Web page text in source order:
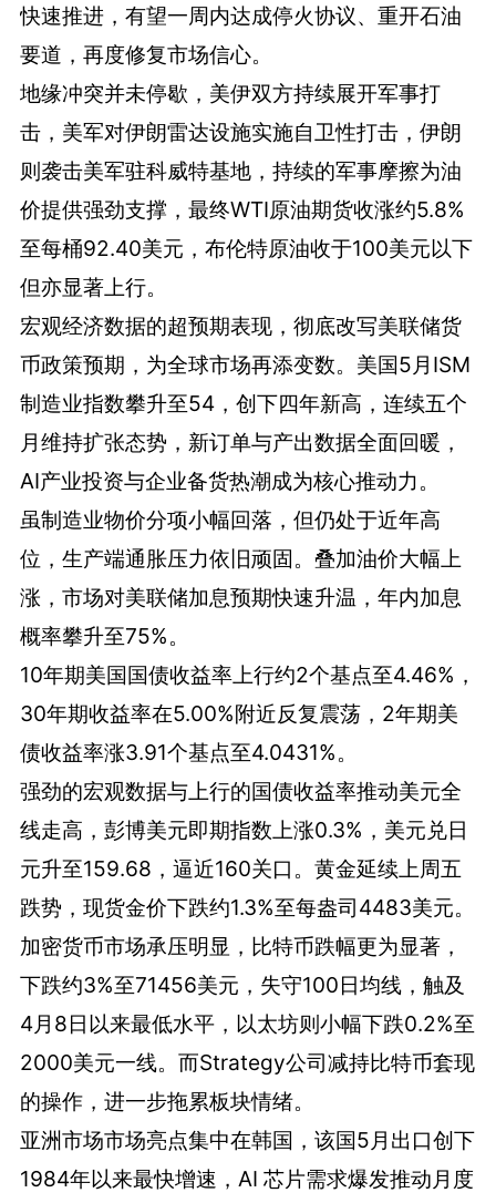
快速推进，有望一周内达成停火协议、重开石油
要道，再度修复市场信心。
地缘冲突并未停歇，美伊双方持续展开军事打
击，美军对伊朗雷达设施实施自卫性打击，伊朗
则袭击美军驻科威特基地，持续的军事摩擦为油
价提供强劲支撑，最终WTI原油期货收涨约5.8%
至每桶92.40美元，布伦特原油收于100美元以下
但亦显著上行。
宏观经济数据的超预期表现，彻底改写美联储货
币政策预期，为全球市场再添变数。美国5月ISM
制造业指数攀升至54，创下四年新高，连续五个
月维持扩张态势，新订单与产出数据全面回暖，
AI产业投资与企业备货热潮成为核心推动力。
虽制造业物价分项小幅回落，但仍处于近年高
位，生产端通胀压力依旧顽固。叠加油价大幅上
涨，市场对美联储加息预期快速升温，年内加息
概率攀升至75%。
10年期美国国债收益率上行约2个基点至4.46%，
30年期收益率在5.00%附近反复震荡，2年期美
债收益率涨3.91个基点至4.0431%。
强劲的宏观数据与上行的国债收益率推动美元全
线走高，彭博美元即期指数上涨0.3%，美元兑日
元升至159.68，逼近160关口。黄金延续上周五
跌势，现货金价下跌约1.3%至每盎司4483美元。
加密货币市场承压明显，比特币跌幅更为显著，
下跌约3%至71456美元，失守100日均线，触及
4月8日以来最低水平，以太坊则小幅下跌0.2%至
2000美元一线。而Strategy公司减持比特币套现
的操作，进一步拖累板块情绪。
亚洲市场市场亮点集中在韩国，该国5月出口创下
1984年以来最快增速，AI 芯片需求爆发推动月度